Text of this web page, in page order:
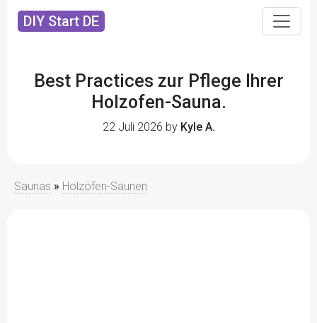
DIY Start DE
Best Practices zur Pflege Ihrer
Holzofen-Sauna.
22 Juli 2026 by Kyle A.
Saunas » Holzöfen-Saunen